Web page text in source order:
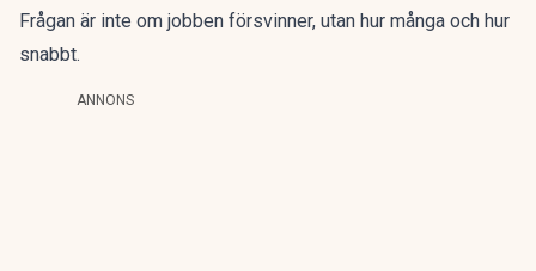
Frågan är inte om jobben försvinner, utan hur många och hur
snabbt.
ANNONS